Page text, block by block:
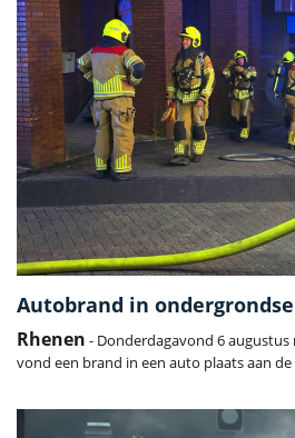
Autobrand in
Rhenen - Donderdagavond 6
vond een brand in een auto plaats aan de